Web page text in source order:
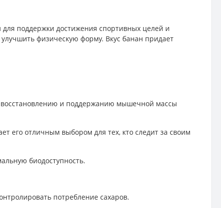
поддержки достижения спортивных целей и
физическую форму. Вкус банан придает
восстановлению и поддержанию мышечной массы
его отличным выбором для тех, кто следит за своим
биодоступность.
потребление сахаров.